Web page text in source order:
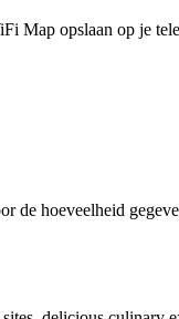
Map opslaan op je
de hoeveelheid